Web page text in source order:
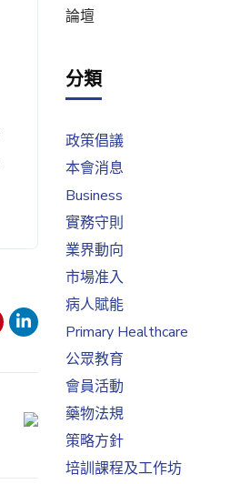
論壇
分類
政策倡議
本會消息
Business
實務守則
業界動向
市場准入
病人賦能
Primary Healthcare
公眾教育
會員活動
藥物法規
策略方針
培訓課程及工作坊